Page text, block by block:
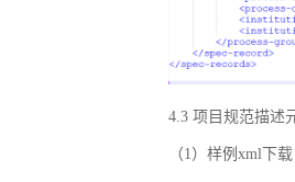
4.3 项目规范描述
（1）样例xml下载